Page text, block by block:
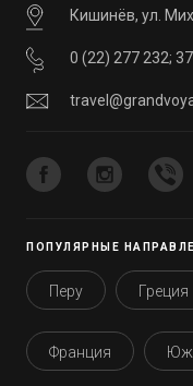
Кишинёв, ул.
0 (22) 277 232;
ПОПУЛЯРНЫЕ
Перу Греция
Франция